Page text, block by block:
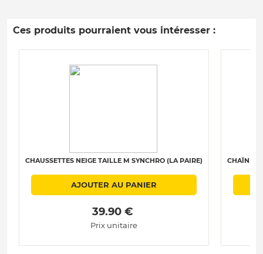
Ces produits pourraient vous intéresser :
CHAUSSETTES NEIGE TAILLE M SYNCHRO (LA PAIRE)
AJOUTER AU PANIER
39.90 €
Prix unitaire
CHAÎNES